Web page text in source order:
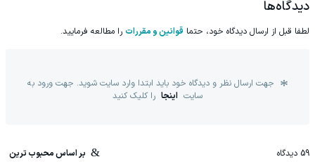
دیدگاه‌ها
لطفا قبل از ارسال دیدگاه خود، حتما قوانین و مقررات را مطالعه فرمایید.
جهت ارسال نظر و دیدگاه خود باید ابتدا وارد سایت شوید. جهت ورود به
سایت اینجا را کلیک کنید
59 دیدگاه بر اساس محبوب ترین